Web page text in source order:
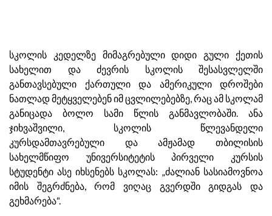
სკოლის კედელზე მიმაგრებული დიდი გული ქეთის
სახელით და ძევრის სკოლის შესასვლელში
განთავსებული ქართული და ამერიკული დროშები
ნათლად მეტყველებენ იმ ცვლილებებზე, რაც ამ სკოლამ
განიცადა ბოლო სამი წლის განმავლობაში. ანა
ჯიხვაშვილი, სკოლის წლევანდელი
კურსდამთავრებული და ამჟამად თბილისის
სახელმწიფო უნივერსიტეტის პირველი კურსის
სტუდენტი ასე იხსენებს სკოლას: „ძალიან სასიამოვნოა
იმის შეგრძნება, რომ ვიღაც გვერდში გიდგას და
გეხმარება“.